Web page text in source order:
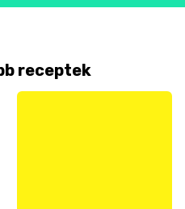
receptek